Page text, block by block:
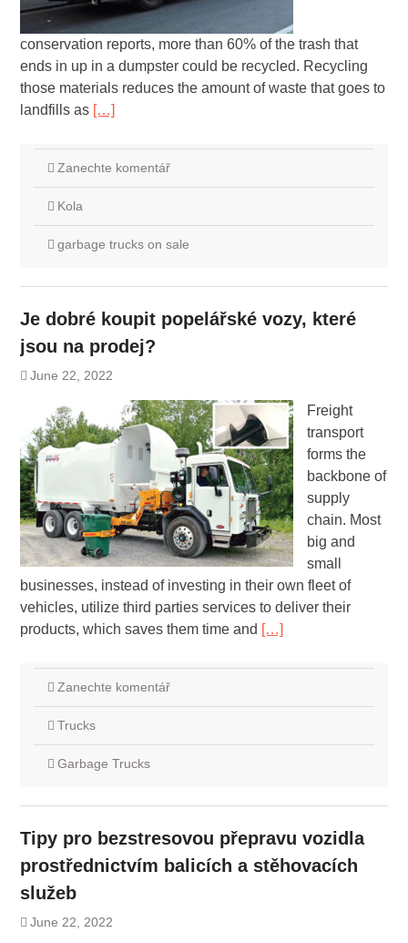
conservation reports, more than 60% of the trash that
ends in up in a dumpster could be recycled. Recycling
those materials reduces the amount of waste that goes to
landfills as […]
Zanechte komentář
Kola
garbage trucks on sale
Je dobré koupit popelářské vozy, které
jsou na prodej?
June 22, 2022
Freight
transport
forms the
backbone of
supply
chain. Most
big and
small
businesses, instead of investing in their own fleet of
vehicles, utilize third parties services to deliver their
products, which saves them time and […]
Zanechte komentář
Trucks
Garbage Trucks
Tipy pro bezstresovou přepravu vozidla
prostřednictvím balicích a stěhovacích
služeb
June 22, 2022